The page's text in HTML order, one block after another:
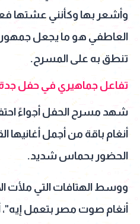
وأشعر بها وكأنني عشتها
العاطفي هو ما يجعل
تنطق به على المسرح.
تفاعل جماهيري في حفل
شهد مسرح الحفل أجواءً
أنغام باقة من أجمل أغانيها
الحضور بحماس شديد.
ووسط الهتافات التي ملأت
أنغام صوت مصر بتعمل إيه"،